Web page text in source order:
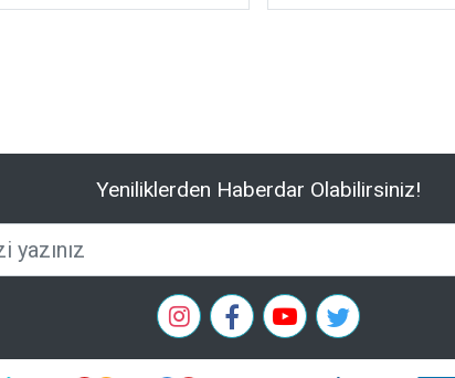
Yeniliklerden Haberdar Olabilirsiniz!